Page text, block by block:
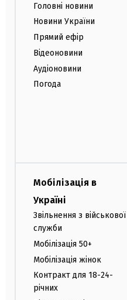
Головні новини
Новини України
Прямий ефір
Відеоновини
Аудіоновини
Погода
Мобілізація в
Україні
Звільнення з військової
служби
Мобілізація 50+
Мобілізація жінок
Контракт для 18-24-
річних